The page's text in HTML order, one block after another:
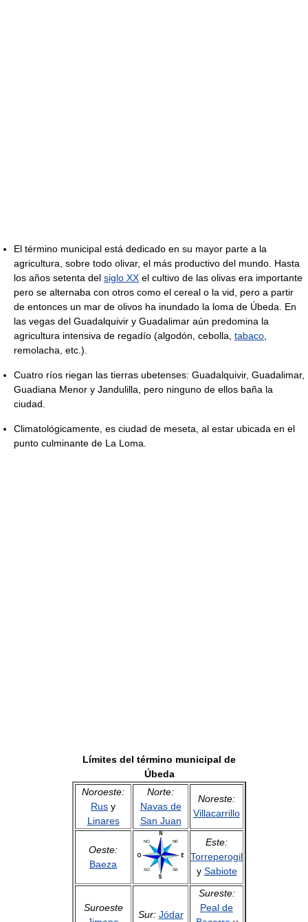
El término municipal está dedicado en su mayor parte a la
agricultura, sobre todo olivar, el más productivo del mundo. Hasta
los años setenta del siglo XX el cultivo de las olivas era importante
pero se alternaba con otros como el cereal o la vid, pero a partir
de entonces un mar de olivos ha inundado la loma de Úbeda. En
las vegas del Guadalquivir y Guadalimar aún predomina la
agricultura intensiva de regadío (algodón, cebolla, tabaco
remolacha, etc.).
Cuatro ríos riegan las tierras ubetenses: Guadalquivir, Guadalimar,
Guadiana Menor y Jandulilla, pero ninguno de ellos baña la
ciudad.
Climatológicamente, es ciudad de meseta, al estar ubicada en el
punto culminante de La Loma.
Límites del término municipal de
Úbeda
Noroeste:
Rus y
Linares
Norte:
Navas de
San Juan
Noreste:
Villacarrillo
Oeste:
Baeza
Este:
Torreperogil
y Sabiote
Suroeste
Sur: Jódar
Sureste:
Peal de